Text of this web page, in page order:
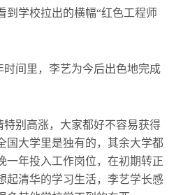
到学校拉出的横幅“红色工程师
间里，李艺为今后出色地完成
别高涨，大家都好不容易获得
国大学里是独有的，其余大学都
一年投入工作岗位，在初期转正
起清华的学习生活，李艺学长感